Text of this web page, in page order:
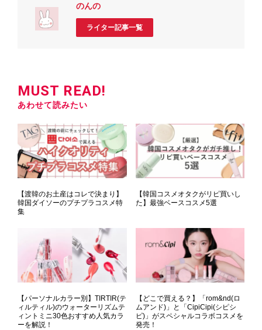
のんの
ライター記事一覧
MUST READ!
あわせて読みたい
【渡韓のお土産はコレで決まり】
韓国ダイソーのプチプラコスメ特
集
【韓国コスメオタクがリピ買いし
た】最強ベースコスメ5選
【パーソナルカラー別】TIRTIR(テ
ィルティル)のウォーターリズムテ
ィントミニ30色おすすめ人気カラ
ーを解説！
【どこで買える？】「rom&nd(ロ
ムアンド)」と「CipiCipi(シピシ
ピ)」がスペシャルコラボコスメを
発売！